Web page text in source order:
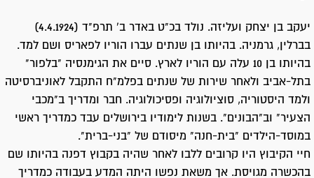
יעקב בן יצחק ועליזה. נולד בכ"ט באדר ב' תרפ"ד (4.4.1924)
בברלין, גרמניה. בהיותו בן שנתים עברו הוריו לפאריס ושם למד.
בהיותו בן 10 עלה עם הוריו לארץ. סיים את הגימנסיה "בלפור"
בתל-אביב ולאחר שירות של שנתים בפלמ"ח התקבל לאוניברסיטה
ולמד היסטוריה, סוציולוגיה ופסיכולוגיה. חבר ומדריך ב"מכבי
הצעיר" וב"הבונים". בשנות לימודיו בירושלים עבד כמדריך ראשי
במוסד-הילדים "בית-חנה" מיסודם של "בני-ברית".
חיי הקיבוץ היו קרובים ללבו לאחר שהיה בקבוץ דפנה בהיותו שם
בהכשרה מגויסת. אך משאת נפשו היתה המדע בעבודה כמדריך